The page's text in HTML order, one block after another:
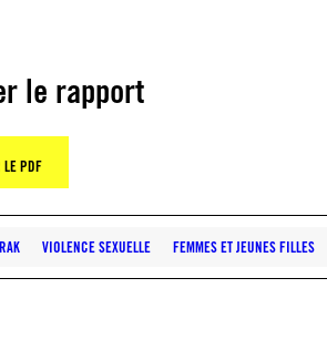
le rapport
LE PDF
VIOLENCE SEXUELLE FEMMES ET JEUNES FILLES